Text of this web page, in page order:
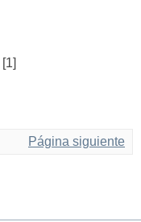
[1]
Página siguiente